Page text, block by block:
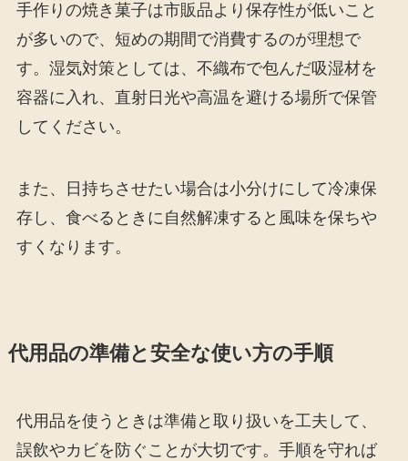
手作りの焼き菓子は市販品より保存性が低いこと
が多いので、短めの期間で消費するのが理想で
す。湿気対策としては、不織布で包んだ吸湿材を
容器に入れ、直射日光や高温を避ける場所で保管
してください。
また、日持ちさせたい場合は小分けにして冷凍保
存し、食べるときに自然解凍すると風味を保ちや
すくなります。
代用品の準備と安全な使い方の手順
代用品を使うときは準備と取り扱いを工夫して、
誤飲やカビを防ぐことが大切です。手順を守れば